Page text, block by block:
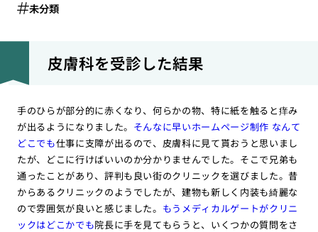
未分類
皮膚科を受診した結果
手のひらが部分的に赤くなり、何らかの物、特に紙を触ると痒み
が出るようになりました。 そんなに早いホームページ制作 なんて
どこでも仕事に支障が出るので、皮膚科に見て貰おうと思いまし
たが、どこに行けばいいのか分かりませんでした。そこで兄弟も
通ったことがあり、評判も良い街のクリニックを選びました。昔
からあるクリニックのようでしたが、建物も新しく内装も綺麗な
ので雰囲気が良いと感じました。 もうメディカルゲートがクリニ
ックはどこかでも院長に手を見てもらうと、いくつかの質問をさ